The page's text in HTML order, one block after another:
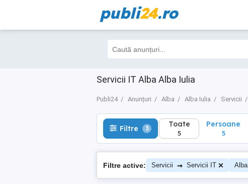
publi24.ro
Servicii IT Alba Alba Iulia
Publi24 Anunțuri Alba Alba Iulia Servicii
Filtre 3 Toate
5
Filtre 3 Toate
5
Persoane
5
Filtre active: Servicii → Servicii IT Alba